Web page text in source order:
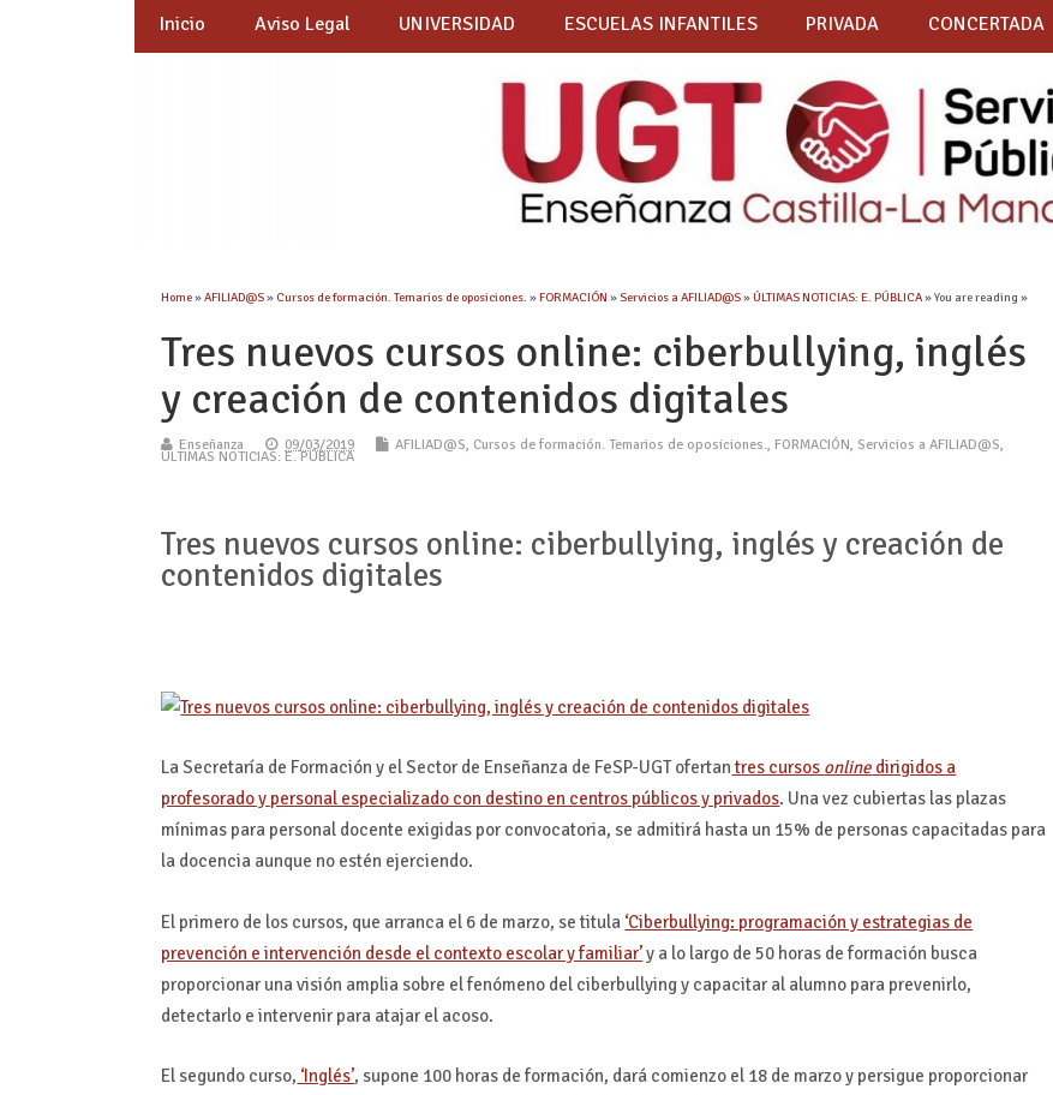
Inicio Aviso Legal UNIVERSIDAD ESCUELAS INFANTILES PRIVADA CONCERTADA
Home»AFILIAD@S» Cursos de formación. Temarios de oposiciones. »FORMACIÓN »Servicios a AFILIAD@S»ÚLTIMAS NOTICIAS: E. PÚBLICA» You are reading »
Tres nuevos cursos online: ciberbullying, inglés
y creación de contenidos digitales
Enseñanza 09/03/2019 AFILIAD@S, Cursos de formación. Temarios de oposiciones., FORMACIÓN, Servicios a AFILIAD@S,
ÚLTIMAS NOTICIAS: E. PÚBLICA
Tres nuevos cursos online: ciberbullying, inglés y creación de
contenidos digitales
La Secretaría de Formación y el Sector de Enseñanza de FeSP-UGT ofertantres cursos online dirigidos a
profesorado y personal especializado con destino en centros públicos y privados. Una vez cubiertas las plazas
mínimas para personal docente exigidas por convocatoria, se admitirá hasta un 15% de personas capacitadas para
la docencia aunque no estén ejerciendo.
El primero de los cursos, que arranca el 6 de marzo, se titula ‘Ciberbullying: programación y estrategias de
prevención e intervención desde el contexto escolar y familiar’y a lo largo de 50 horas de formación busca
proporcionar una visión amplia sobre el fenómeno del ciberbullying y capacitar al alumno para prevenirlo,
detectarlo e intervenir para atajar el acoso.
El segundo curso, ‘Inglés’, supone 100 horas de formación, dará comienzo el 18 de marzo y persigue proporcionar